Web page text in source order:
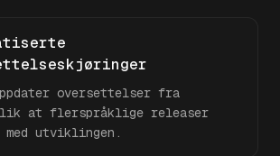
oversettelser fra
at flerspråklige releaser
med utviklingen.